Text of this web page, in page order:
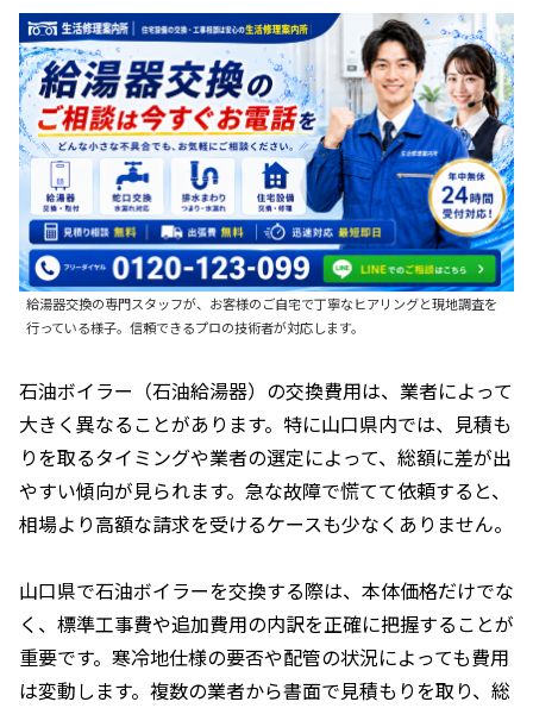
給湯器交換の専門スタッフが、お客様のご自宅で丁寧なヒアリングと現地調査を
行っている様子。信頼できるプロの技術者が対応します。
石油ボイラー（石油給湯器）の交換費用は、業者によって
大きく異なることがあります。特に山口県内では、見積も
りを取るタイミングや業者の選定によって、総額に差が出
やすい傾向が見られます。急な故障で慌てて依頼すると、
相場より高額な請求を受けるケースも少なくありません。
山口県で石油ボイラーを交換する際は、本体価格だけでな
く、標準工事費や追加費用の内訳を正確に把握することが
重要です。寒冷地仕様の要否や配管の状況によっても費用
は変動します。複数の業者から書面で見積もりを取り、総